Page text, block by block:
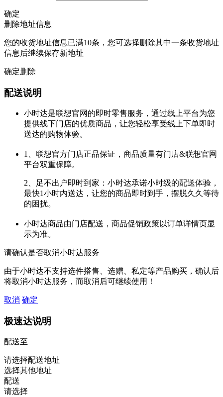
确定
删除地址信息
您的收货地址信息已满10条，您可选择删除其中一条收货地址
信息后继续保存新地址
确定删除
配送说明
小时达是联想官网的即时零售服务，通过线上平台为您
提供线下门店的优质商品，让您轻松享受线上下单即时
送达的购物体验。
1、联想官方门店正品保证，商品质量有门店&联想官网
平台双重保障。
2、足不出户即时到家：小时达承诺小时级的配送体验，
最快1小时内送达，让您的商品即时到手，摆脱久久等待
的困扰。
小时达商品由门店配送，商品促销政策以订单详情页显
示为准。
请确认是否取消小时达服务
由于小时达不支持选件搭售、选赠、私定等产品购买，确认后
将取消小时达服务，而取消后可继续使用！
取消 确定
极速达说明
配送至
请选择配送地址
选择其他地址
配送
请选择